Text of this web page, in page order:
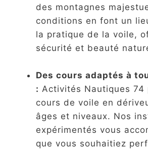
des montagnes
conditions en font un
la pratique de la voile,
sécurité et beauté
Des cours adaptés à
: Activités Nautiques 74
cours de voile en
âges et niveaux. Nos
expérimentés vous
que vous souhaitiez